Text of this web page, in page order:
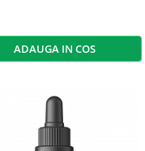
ADAUGA IN COS